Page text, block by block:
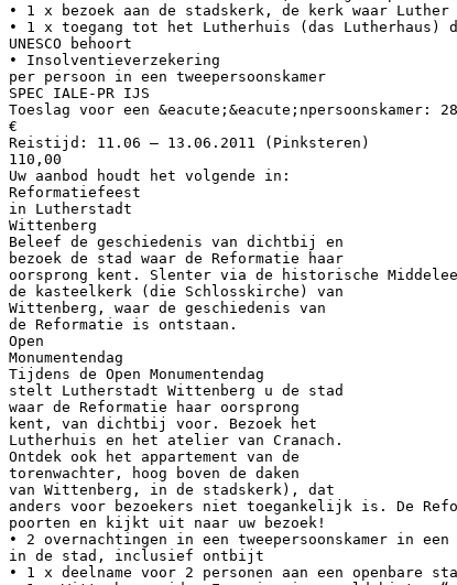
• 1 x bezoek aan de stadskerk, de kerk waar
• 1 x toegang tot het Lutherhuis (das Lutherhaus)
UNESCO behoort
• Insolventieverzekering
per persoon in een tweepersoonskamer
SPEC IALE-PR IJS
Toeslag voor een &eacute;&eacute;npersoonskamer:
€
Reistijd: 11.06 – 13.06.2011 (Pinksteren)
110,00
Uw aanbod houdt het volgende in:
Reformatiefeest
in Lutherstadt
Wittenberg
Beleef de geschiedenis van dichtbij en
bezoek de stad waar de Reformatie haar
oorsprong kent. Slenter via de historische
de kasteelkerk (die Schlosskirche) van
Wittenberg, waar de geschiedenis van
de Reformatie is ontstaan.
Open
Monumentendag
Tijdens de Open Monumentendag
stelt Lutherstadt Wittenberg u de stad
waar de Reformatie haar oorsprong
kent, van dichtbij voor. Bezoek het
Lutherhuis en het atelier van Cranach.
Ontdek ook het appartement van de
torenwachter, hoog boven de daken
van Wittenberg, in de stadskerk), dat
anders voor bezoekers niet toegankelijk is. De
poorten en kijkt uit naar uw bezoek!
• 2 overnachtingen in een tweepersoonskamer in
in de stad, inclusief ontbijt
• 1 x deelname voor 2 personen aan een openbare